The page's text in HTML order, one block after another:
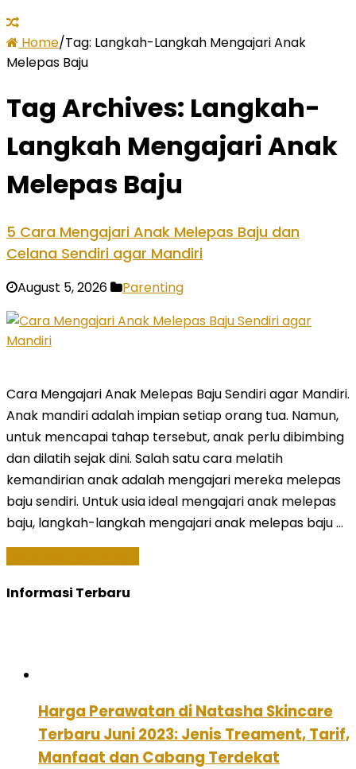
Home/Tag: Langkah-Langkah Mengajari Anak
Melepas Baju
Tag Archives: Langkah-
Langkah Mengajari Anak
Melepas Baju
5 Cara Mengajari Anak Melepas Baju dan
Celana Sendiri agar Mandiri
August 5, 2026 Parenting
Cara Mengajari Anak Melepas Baju Sendiri agar Mandiri.
Anak mandiri adalah impian setiap orang tua. Namun,
untuk mencapai tahap tersebut, anak perlu dibimbing
dan dilatih sejak dini. Salah satu cara melatih
kemandirian anak adalah mengajari mereka melepas
baju sendiri. Untuk usia ideal mengajari anak melepas
baju, langkah-langkah mengajari anak melepas baju …
Informasi Terbaru
Harga Perawatan di Natasha Skincare
Terbaru Juni 2023: Jenis Treament, Tarif,
Manfaat dan Cabang Terdekat